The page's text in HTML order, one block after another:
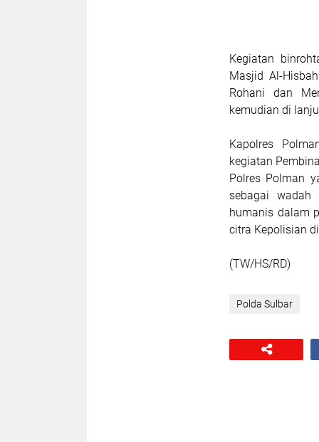
Kegiatan
Masjid Al-
Rohani dan
kemudian di
Kapolres
kegiatan
Polres Polman
sebagai wadah
humanis dalam
citra Kepolisian
(TW/HS/RD)
Polda Sulbar